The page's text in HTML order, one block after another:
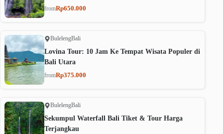
fromRp650.000
BulelengBali
Lovina Tour: 10 Jam Ke Tempat Wisata Populer di
Bali Utara
fromRp375.000
BulelengBali
Sekumpul Waterfall Bali Tiket & Tour Harga
Terjangkau